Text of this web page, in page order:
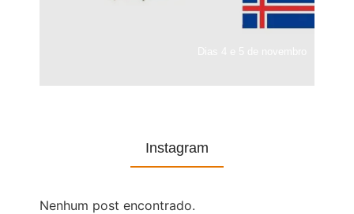
Instagram
Nenhum post encontrado.